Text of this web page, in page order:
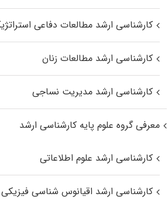
کارشناسی ارشد مطالعات دفاعی
کارشناسی ارشد مطالعات زنان
کارشناسی ارشد مدیریت نساجی
معرفی گروه علوم پایه کارشناسی ارشد
کارشناسی ارشد علوم اطلاعاتی
کارشناسی ارشد اقیانوس‌ شناسی فیزیکی